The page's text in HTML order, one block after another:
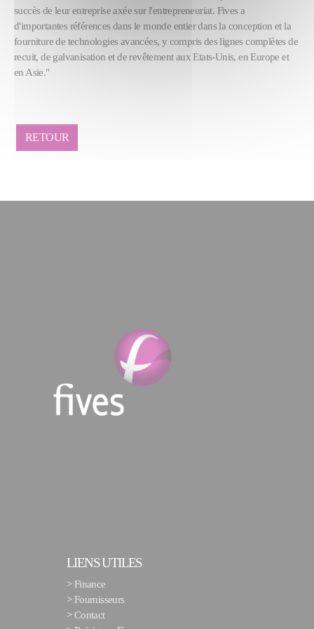
succès de leur entreprise axée sur l'entrepreneuriat. Fives a
d'importantes références dans le monde entier dans la conception et la
fourniture de technologies avancées, y compris des lignes complètes de
recuit, de galvanisation et de revêtement aux Etats-Unis, en Europe et
en Asie."
RETOUR
LIENS UTILES
> Finance
> Fournisseurs
>Contact